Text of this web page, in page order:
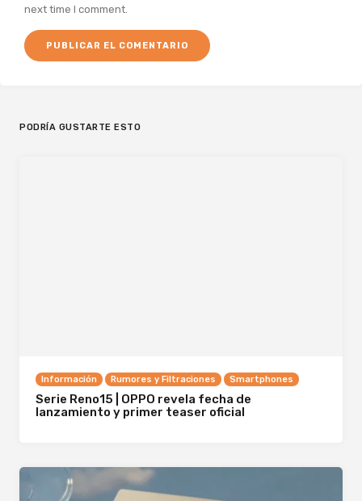
next time I comment.
PODRÍA GUSTARTE ESTO
Información Rumores y Filtraciones Smartphones
Serie Reno15 | OPPO revela fecha de
lanzamiento y primer teaser oficial